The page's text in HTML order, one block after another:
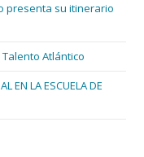
presenta su itinerario
Atlántico
EN LA ESCUELA DE